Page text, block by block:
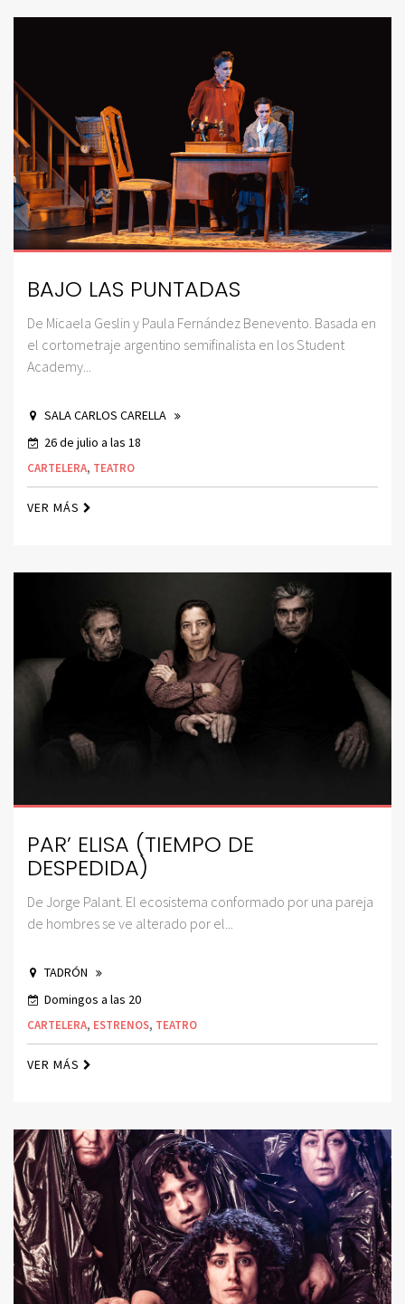
BAJO LAS PUNTADAS
De Micaela Geslin y Paula Fernández Benevento. Basada en
el cortometraje argentino semifinalista en los Student
Academy...
SALA CARLOS CARELLA
26 de julio a las 18
CARTELERA, TEATRO
VER MÁS
PAR’ ELISA (TIEMPO DE
DESPEDIDA)
De Jorge Palant. El ecosistema conformado por una pareja
de hombres se ve alterado por el...
TADRÓN
Domingos a las 20
CARTELERA, ESTRENOS, TEATRO
VER MÁS